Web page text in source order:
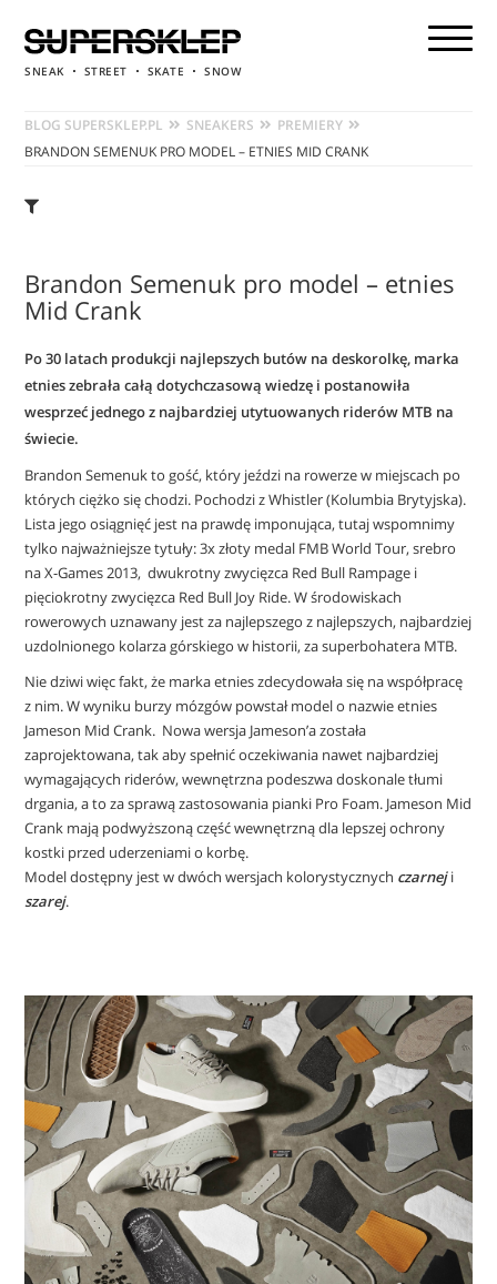
SNEAK STREET SKATE SNOW
BLOG SUPERSKLEP.PL SNEAKERS
PREMIERY
BRANDON SEMENUK PRO MODEL – ETNIES MID CRANK
Brandon Semenuk pro model – etnies
Mid Crank
Po 30 latach produkcji najlepszych butów na deskorolkę, marka
etnies zebrała całą dotychczasową wiedzę i postanowiła
wesprzeć jednego z najbardziej utytuowanych riderów MTB na
świecie.
Brandon Semenuk to gość, który jeździ na rowerze w miejscach po
których ciężko się chodzi. Pochodzi z Whistler (Kolumbia Brytyjska).
Lista jego osiągnięć jest na prawdę imponująca, tutaj wspomnimy
tylko najważniejsze tytuły: 3x złoty medal FMB World Tour, srebro
na X-Games 2013, dwukrotny zwycięzca Red Bull Rampage i
pięciokrotny zwycięzca Red Bull Joy Ride. W środowiskach
rowerowych uznawany jest za najlepszego z najlepszych, najbardziej
uzdolnionego kolarza górskiego w historii, za superbohatera MTB.
Nie dziwi więc fakt, że marka etnies zdecydowała się na współpracę
z nim. W wyniku burzy mózgów powstał model o nazwie etnies
Jameson Mid Crank. Nowa wersja Jameson’a została
zaprojektowana, tak aby spełnić oczekiwania nawet najbardziej
wymagających riderów, wewnętrzna podeszwa doskonale tłumi
drgania, a to za sprawą zastosowania pianki Pro Foam. Jameson Mid
Crank mają podwyższoną część wewnętrzną dla lepszej ochrony
kostki przed uderzeniami o korbę.
Model dostępny jest w dwóch wersjach kolorystycznych czarneji
szarej.